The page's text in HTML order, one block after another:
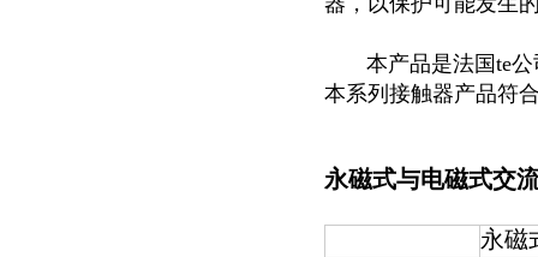
本产品是法国te公
本系列接触器产品符
永磁式与电磁式交
永磁